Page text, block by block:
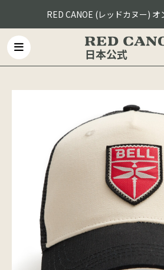
RED CANOE (レッドカヌー)
日本公式